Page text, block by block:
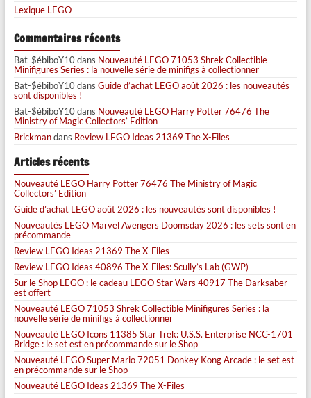
Lexique LEGO
Commentaires récents
Bat-$ébiboY10dans Nouveauté LEGO 71053 Shrek Collectible
Minifigures Series : la nouvelle série de minifigs à collectionner
Bat-$ébiboY10dans Guide d’achat LEGO août 2026 : les nouveautés
sont disponibles !
Bat-$ébiboY10dans Nouveauté LEGO Harry Potter 76476 The
Ministry of Magic Collectors’ Edition
Brickmandans Review LEGO Ideas 21369 The X-Files
Articles récents
Nouveauté LEGO Harry Potter 76476 The Ministry of Magic
Collectors’ Edition
Guide d’achat LEGO août 2026 : les nouveautés sont disponibles !
Nouveautés LEGO Marvel Avengers Doomsday 2026 : les sets sont en
précommande
Review LEGO Ideas 21369 The X-Files
Review LEGO Ideas 40896 The X-Files: Scully’s Lab (GWP)
Sur le Shop LEGO : le cadeau LEGO Star Wars 40917 The Darksaber
est offert
Nouveauté LEGO 71053 Shrek Collectible Minifigures Series : la
nouvelle série de minifigs à collectionner
Nouveauté LEGO Icons 11385 Star Trek: U.S.S. Enterprise NCC-1701
Bridge : le set est en précommande sur le Shop
Nouveauté LEGO Super Mario 72051 Donkey Kong Arcade : le set est
en précommande sur le Shop
Nouveauté LEGO Ideas 21369 The X-Files